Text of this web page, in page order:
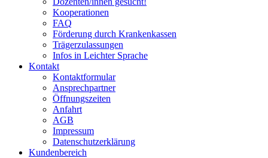
Kooperationen
FAQ
Förderung durch Krankenkassen
Trägerzulassungen
Infos in Leichter Sprache
Kontakt
Kontaktformular
Ansprechpartner
Öffnungszeiten
Anfahrt
AGB
Impressum
Datenschutzerklärung
Kundenbereich